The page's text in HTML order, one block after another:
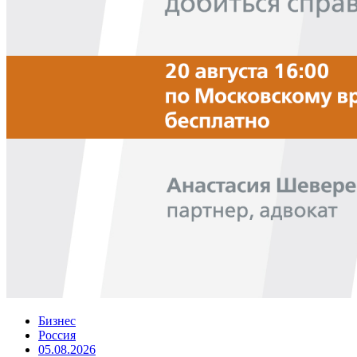
Бизнес
Россия
05.08.2026